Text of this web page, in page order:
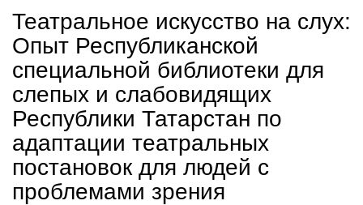
Театральное искусство на слух:
Опыт Республиканской
специальной библиотеки для
слепых и слабовидящих
Республики Татарстан по
адаптации театральных
постановок для людей с
проблемами зрения